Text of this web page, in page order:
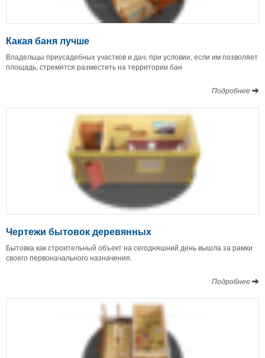
Какая баня лучше
Владельцы приусадебных участков и дач, при условии, если им позволяет
площадь, стремятся разместить на территории бан
Подробнее
Чертежи бытовок деревянных
Бытовка как строительный объект на сегодняшний день вышла за рамки
своего первоначального назначения.
Подробнее